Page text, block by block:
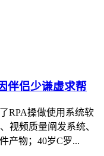
伴侣少谦虚求帮
RPA操做使用系统软
视频质量阐发系统、
产物；40岁C罗...